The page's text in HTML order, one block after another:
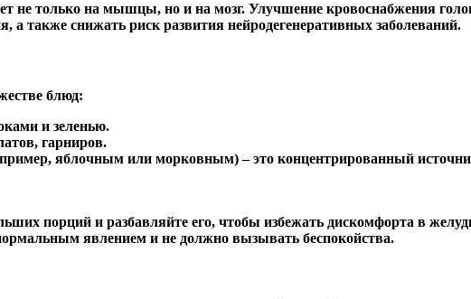
только на мышцы, но и на мозг. Улучшение кровоснабжения
также снижать риск развития нейродегенеративных заболеваний.
блюд:
и зеленью.
гарниров.
яблочным или морковным) – это концентрированный
порций и разбавляйте его, чтобы избежать дискомфорта в
явлением и не должно вызывать беспокойства.